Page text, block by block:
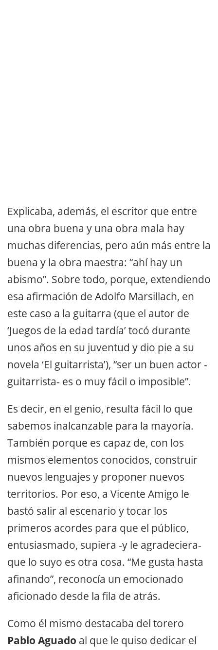
Explicaba, además, el escritor que entre
una obra buena y una obra mala hay
muchas diferencias, pero aún más entre la
buena y la obra maestra: “ahí hay un
abismo”. Sobre todo, porque, extendiendo
esa afirmación de Adolfo Marsillach, en
este caso a la guitarra (que el autor de
‘Juegos de la edad tardía’ tocó durante
unos años en su juventud y dio pie a su
novela ‘El guitarrista’), “ser un buen actor -
guitarrista- es o muy fácil o imposible”.
Es decir, en el genio, resulta fácil lo que
sabemos inalcanzable para la mayoría.
También porque es capaz de, con los
mismos elementos conocidos, construir
nuevos lenguajes y proponer nuevos
territorios. Por eso, a Vicente Amigo le
bastó salir al escenario y tocar los
primeros acordes para que el público,
entusiasmado, supiera -y le agradeciera-
que lo suyo es otra cosa. “Me gusta hasta
afinando”, reconocía un emocionado
aficionado desde la fila de atrás.
Como él mismo destacaba del torero
Pablo Aguado al que le quiso dedicar el